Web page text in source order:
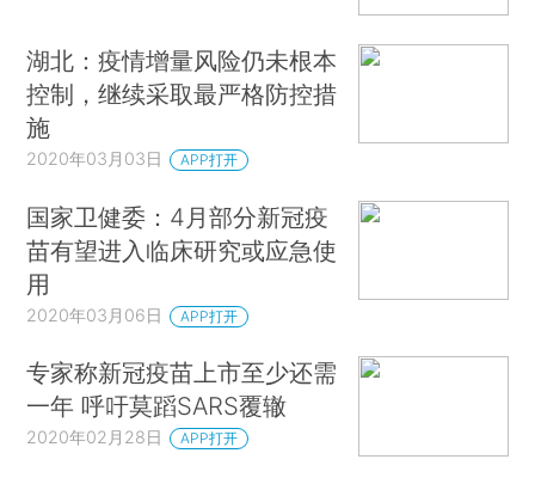
湖北：疫情增量风险仍未根本
控制，继续采取最严格防控措
施
2020年03月03日 APP打开
国家卫健委：4月部分新冠疫
苗有望进入临床研究或应急使
用
2020年03月06日 APP打开
专家称新冠疫苗上市至少还需
一年 呼吁莫蹈SARS覆辙
2020年02月28日 APP打开